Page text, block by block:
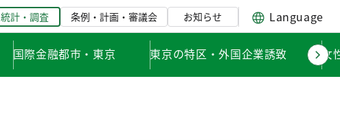
統計・調査 条例・計画・審議会 お知らせ Language
国際金融都市・東京 東京の特区・外国企業誘致 女